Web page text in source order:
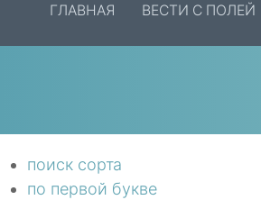
ГЛАВНАЯ ВЕСТИ С ПОЛЕЙ
поиск сорта
по первой букве